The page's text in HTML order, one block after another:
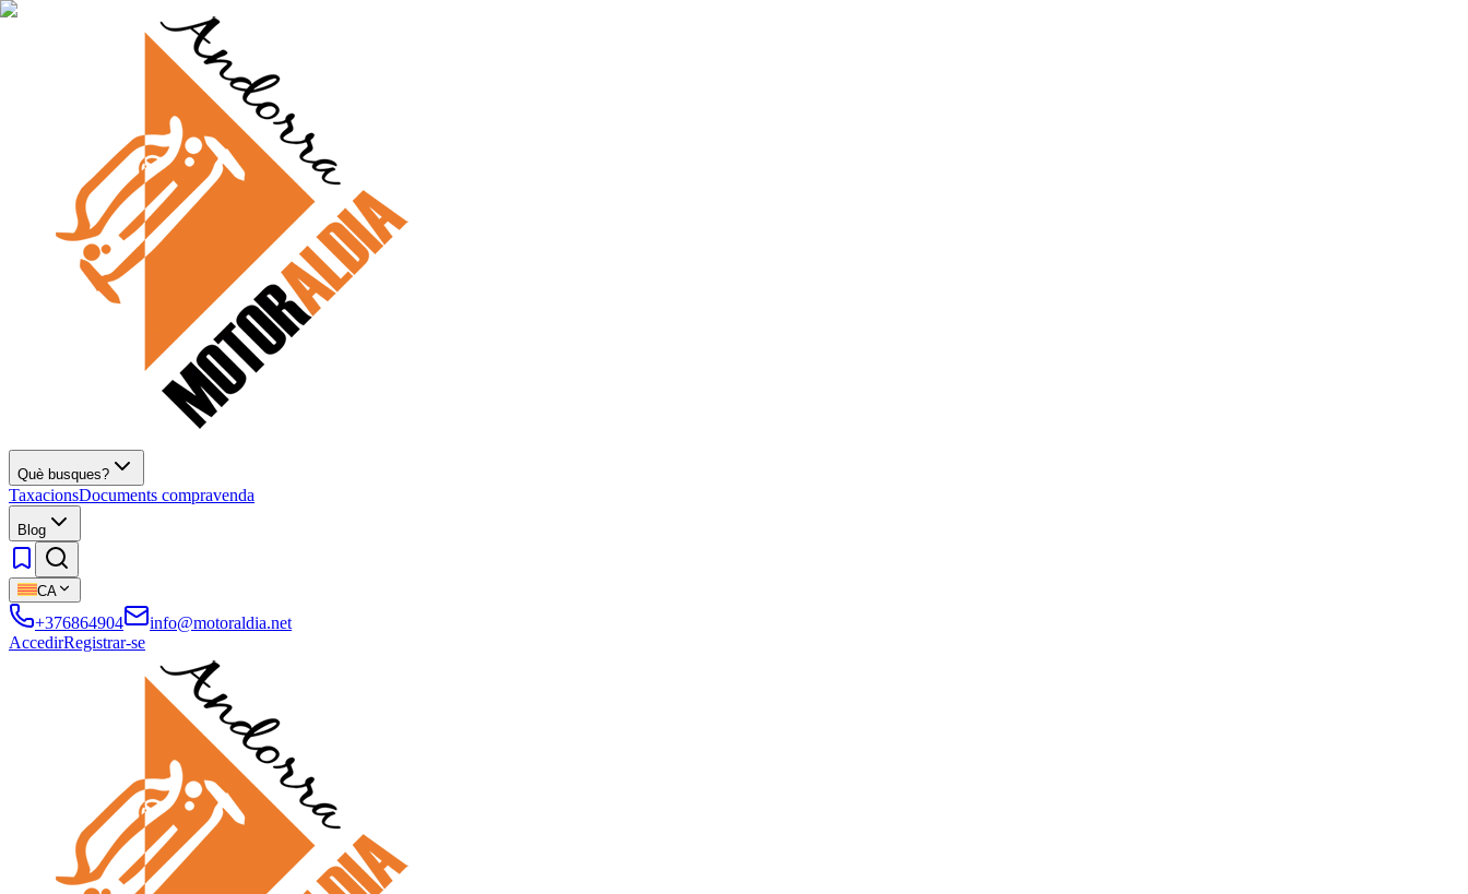
Què busques?
TaxacionsDocuments compravenda
Blog
CA
+376864904
info@motoraldia.net
AccedirRegistrar-se